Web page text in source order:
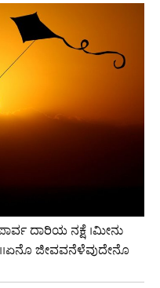
ದಾರಿಯ ನಕ್ಷೆ ।ಮೀನು
ಜೀವವನೆಳೆವುದೇನೊ